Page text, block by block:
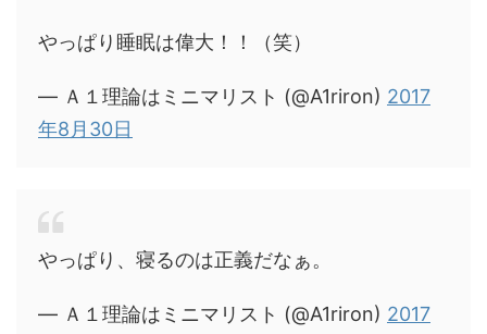
やっぱり睡眠は偉大！！（笑）
— Ａ１理論はミニマリスト (@A1riron) 2017
年8月30日
やっぱり、寝るのは正義だなぁ。
— Ａ１理論はミニマリスト (@A1riron) 2017